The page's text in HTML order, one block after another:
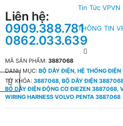
Tin Tức VPVN
THÔNG TIN
Liên hệ:
0909.388.781
0862.033.639
MÃ SẢN PHẨM: 3887068
DANH MỤC: BỘ DÂY ĐIỆN, HỆ THỐNG
TỪ KHÓA: 3887068, BỘ DÂY ĐIỆN
BỘ DÂY ĐIỆN ĐỘNG CƠ ĐIEZEN 3887068,
WIRING HARNESS VOLVO PENTA 3887068